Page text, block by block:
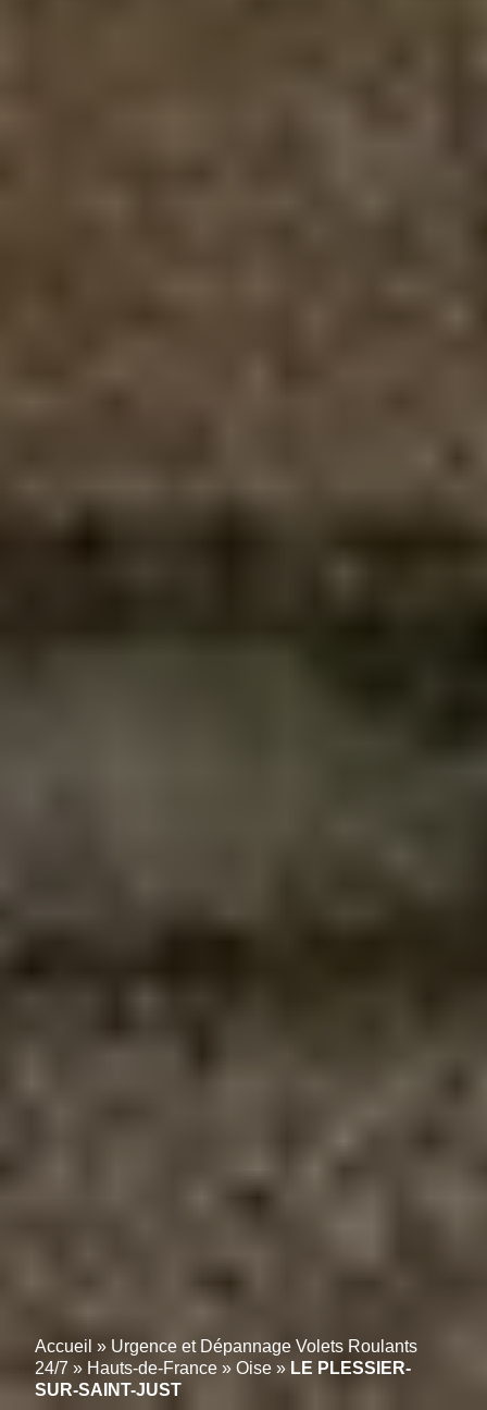
Accueil » Urgence et Dépannage Volets Roulants
24/7 » Hauts-de-France » Oise » LE PLESSIER-
SUR-SAINT-JUST